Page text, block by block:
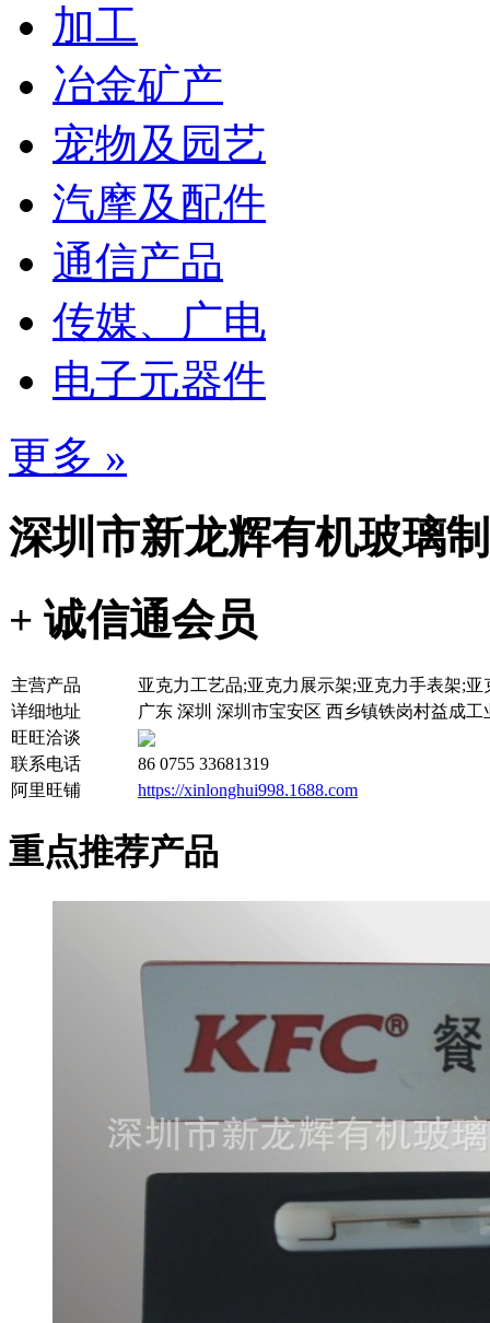
加工
冶金矿产
宠物及园艺
汽摩及配件
通信产品
传媒、广电
电子元器件
更多 »
深圳市新龙辉有机玻璃
+ 诚信通会员
主营产品
亚克力工艺品;亚克力展示架;亚克力手表架;
详细地址
广东 深圳 深圳市宝安区 西乡镇铁岗村益成
旺旺洽谈
联系电话
86 0755 33681319
阿里旺铺
https://xinlonghui998.1688.com
重点推荐产品